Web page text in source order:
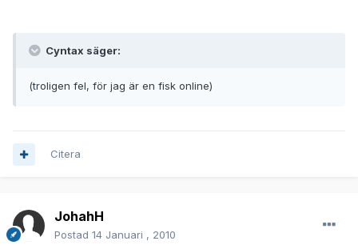
Cyntax säger:
(troligen fel, för jag är en fisk online)
Citera
JohahH
Postad 14 Januari , 2010